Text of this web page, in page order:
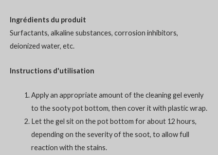
Ingrédients du produit
Surfactants, alkaline substances, corrosion inhibitors,
deionized water, etc.
Instructions d'utilisation
Apply an appropriate amount of the cleaning gel evenly
to the sooty pot bottom, then cover it with plastic wrap.
Let the gel sit on the pot bottom for about 12 hours,
depending on the severity of the soot, to allow full
reaction with the stains.